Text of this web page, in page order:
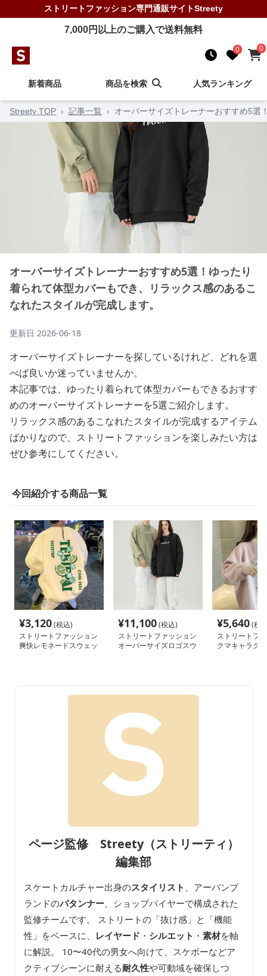
ストリートファッション専門通販サイトStreety
7,000円以上のご購入で送料無料
0 0
新着商品 商品を検索 人気ランキング
Streety TOP › 記事一覧 › オーバーサイズトレーナーおすすめ5選
オーバーサイズトレーナーおすすめ5選！ゆったり
着られて体型カバーもでき、リラックス感のあるこ
なれたスタイルが完成します。
更新日 2026-06-18
オーバーサイズトレーナーを探しているけれど、どれを選
べば良いか迷っていませんか。
本記事では、ゆったり着られて体型カバーもできるおすす
めのオーバーサイズトレーナーを5選ご紹介します。
リラックス感のあるこなれたスタイルが完成するアイテム
ばかりなので、ストリートファッションを楽しみたい方は
ぜひ参考にしてください。
今回紹介する商品一覧
¥3,120(税込)
ストリートファッション
爽快レモネードスウェッ
¥11,100(税込)
ストリートファッション
オーバーサイズロゴスウ
¥5,640(税
ストリートフ
クマキャラク
ページ監修 Streety（ストリーティ）
編集部
スケートカルチャー出身のスタイリスト
、アーバンブ
ランドのパタンナー 、ショップバイヤーで構成された
監修チームです。 ストリートの「抜け感」と「機能
性」をベースに、 レイヤード ・ シルエット ・ 素材を軸
に解説。 10〜40代の男女へ向けて、スケボーなどア
クティブシーンに耐える耐久性や可動域を確保しつ